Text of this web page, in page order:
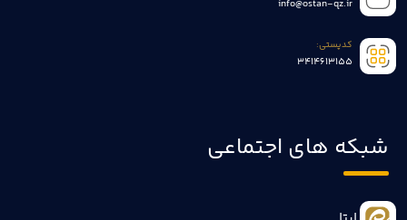
info@ostan-qz.ir
کدپستی:
3414613155
شبکه های اجتماعی